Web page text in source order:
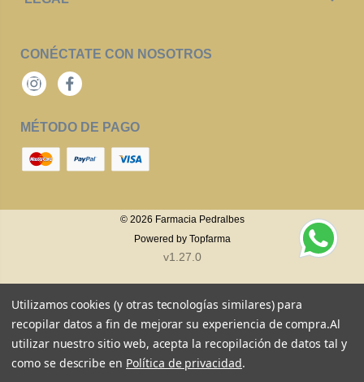
CONÉCTATE CON NOSOTROS
InstagramFacebook
MÉTODO DE PAGO
© 2026 Farmacia Pedralbes
Powered by Topfarma
v1.27.0
Utilizamos cookies (y otras tecnologías similares) para
recopilar datos a fin de mejorar su experiencia de compra.Al
utilizar nuestro sitio web, acepta la recopilación de datos tal y
como se describe en Política de privacidad.